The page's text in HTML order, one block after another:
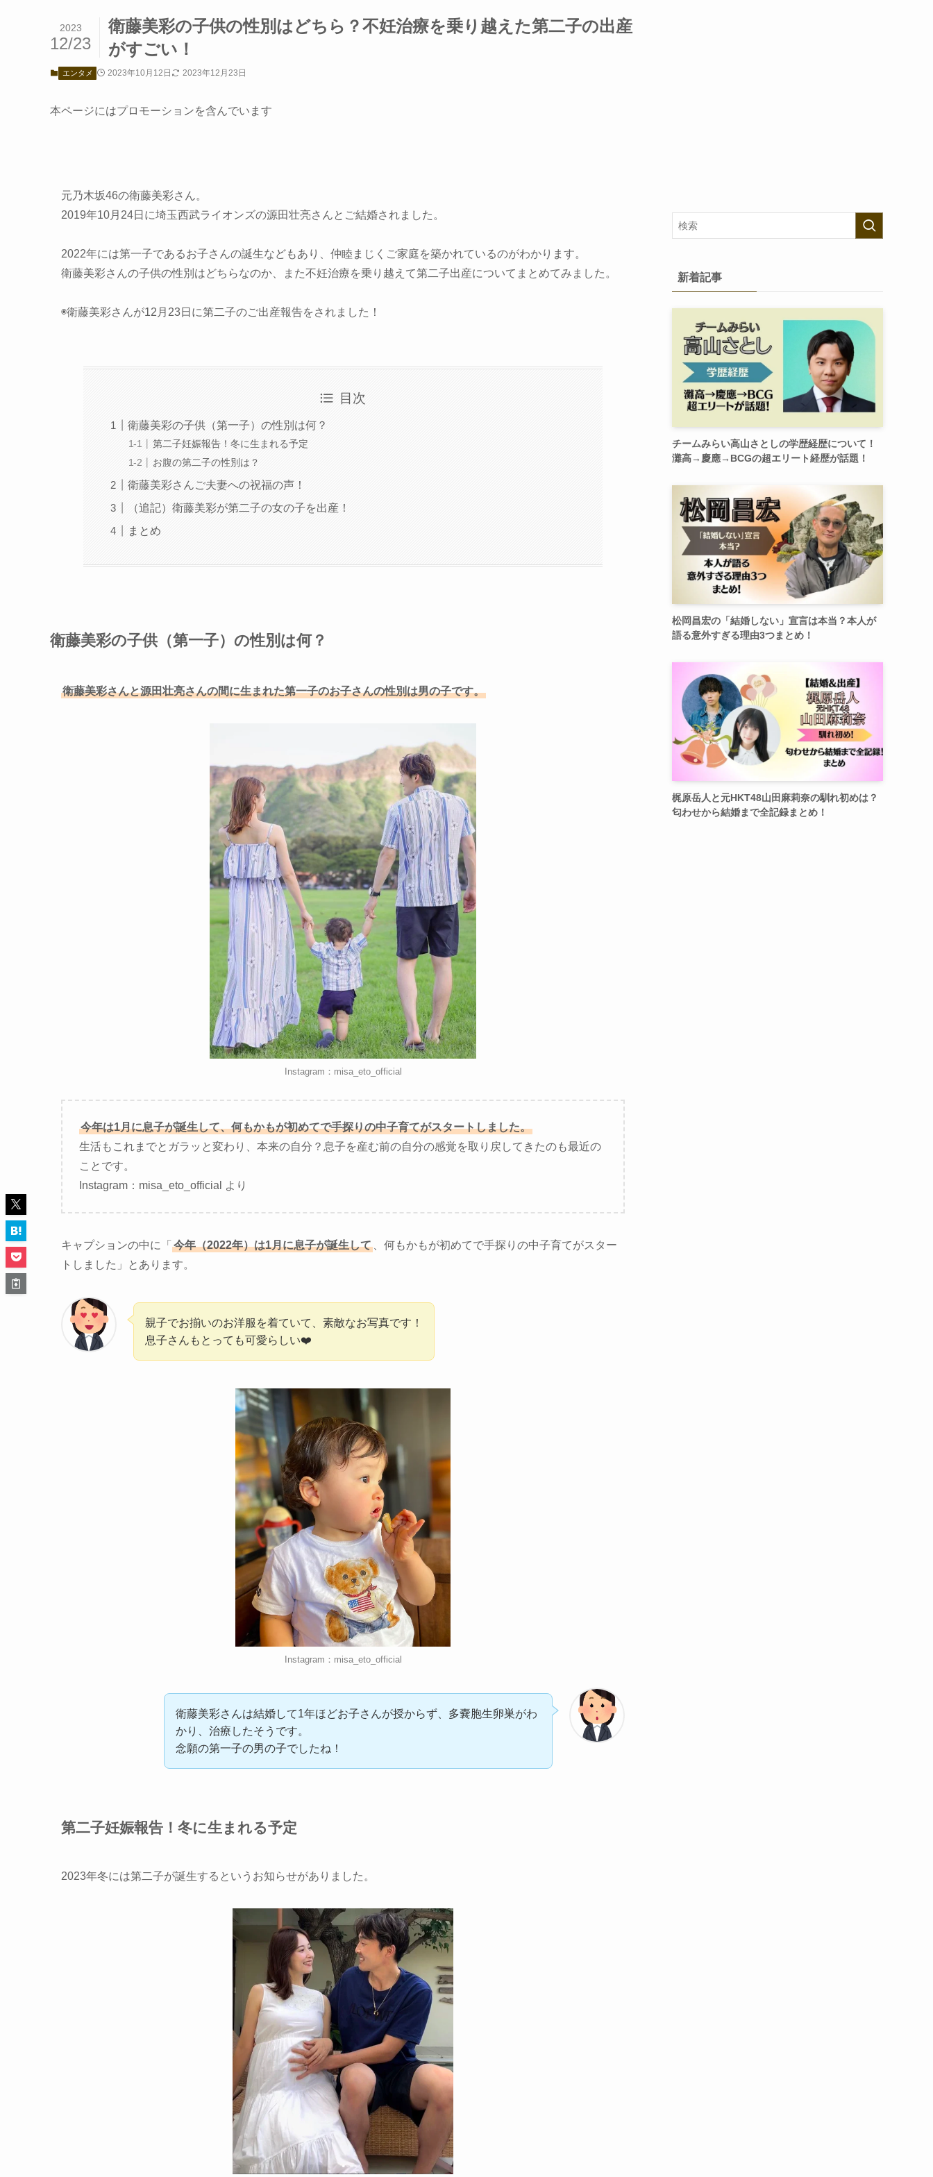
衛藤美彩の子供の性別はどちら？不妊治療を乗り越えた第二子の出産
がすごい！
2023
12/23
エンタメ 2023年10月12日 2023年12月23日
本ページにはプロモーションを含んでいます
元乃木坂46の衛藤美彩さん。
2019年10月24日に埼玉西武ライオンズの源田壮亮さんとご結婚されました。
2022年には第一子であるお子さんの誕生などもあり、仲睦まじくご家庭を築かれているのがわかります。
衛藤美彩さんの子供の性別はどちらなのか、また不妊治療を乗り越えて第二子出産についてまとめてみました。
◉衛藤美彩さんが12月23日に第二子のご出産報告をされました！
目次
衛藤美彩の子供（第一子）の性別は何？
第二子妊娠報告！冬に生まれる予定
お腹の第二子の性別は？
衛藤美彩さんご夫妻への祝福の声！
（追記）衛藤美彩が第二子の女の子を出産！
まとめ
衛藤美彩の子供（第一子）の性別は何？
衛藤美彩さんと源田壮亮さんの間に生まれた第一子のお子さんの性別は男の子です。
Instagram：misa_eto_official
今年は1月に息子が誕生して、何もかもが初めてで手探りの中子育てがスタートしました。
生活もこれまでとガラッと変わり、本来の自分？息子を産む前の自分の感覚を取り戻してきたのも最近の
ことです。
Instagram：misa_eto_official より
キャプションの中に「 今年（2022年）は1月に息子が誕生して
、何もかもが初めてで手探りの中子育てがスター
トしました」とあります。
親子でお揃いのお洋服を着ていて、素敵なお写真です！
息子さんもとっても可愛らしい❤️
Instagram：misa_eto_official
衛藤美彩さんは結婚して1年ほどお子さんが授からず、多嚢胞生卵巣がわ
かり、治療したそうです。
念願の第一子の男の子でしたね！
第二子妊娠報告！冬に生まれる予定
2023年冬には第二子が誕生するというお知らせがありました。
新着記事
チームみらい高山さとしの学歴経歴について！
灘高→慶應→BCGの超エリート経歴が話題！
松岡昌宏の「結婚しない」宣言は本当？本人が
語る意外すぎる理由3つまとめ！
梶原岳人と元HKT48山田麻莉奈の馴れ初めは？
匂わせから結婚まで全記録まとめ！